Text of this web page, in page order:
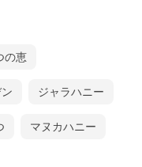
の恵
ジャラハニー
マヌカハニー